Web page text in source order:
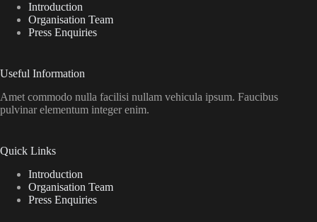
Introduction
Organisation Team
Press Enquiries
Useful Information
Amet commodo nulla facilisi nullam vehicula ipsum. Faucibus
pulvinar elementum integer enim.
Quick Links
Introduction
Organisation Team
Press Enquiries